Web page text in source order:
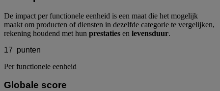
De impact per functionele eenheid is een maat die het mogelijk
maakt om producten of diensten in dezelfde categorie te vergelijken,
rekening houdend met hun prestaties en levensduur.
17 punten
Per functionele eenheid
Globale score